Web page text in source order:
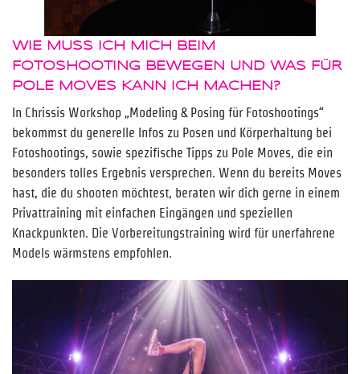
WIE MUSS ICH MICH BEIM
FOTOSHOOTING BEWEGEN UND WAS FÜR
POLE MOVES KANN ICH MACHEN?
In Chrissis Workshop „Modeling & Posing für Fotoshootings“
bekommst du generelle Infos zu Posen und Körperhaltung bei
Fotoshootings, sowie spezifische Tipps zu Pole Moves, die ein
besonders tolles Ergebnis versprechen. Wenn du bereits Moves
hast, die du shooten möchtest, beraten wir dich gerne in einem
Privattraining mit einfachen Eingängen und speziellen
Knackpunkten. Die Vorbereitungstraining wird für unerfahrene
Models wärmstens empfohlen.